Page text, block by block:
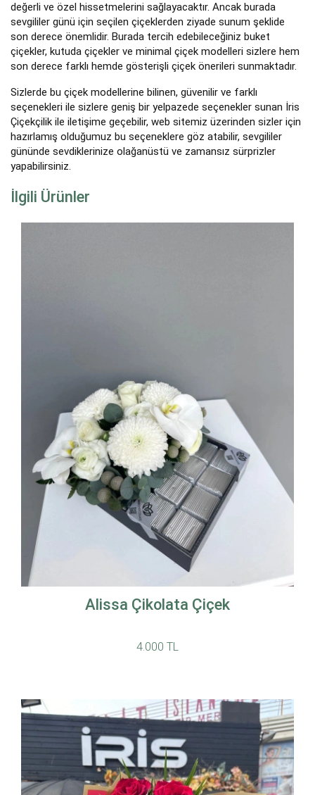
değerli ve özel hissetmelerini sağlayacaktır. Ancak burada
sevgililer günü için seçilen çiçeklerden ziyade sunum şeklide
son derece önemlidir. Burada tercih edebileceğiniz buket
çiçekler, kutuda çiçekler ve minimal çiçek modelleri sizlere hem
son derece farklı hemde gösterişli çiçek önerileri sunmaktadır.
Sizlerde bu çiçek modellerine bilinen, güvenilir ve farklı
seçenekleri ile sizlere geniş bir yelpazede seçenekler sunan İris
Çiçekçilik ile iletişime geçebilir, web sitemiz üzerinden sizler için
hazırlamış olduğumuz bu seçeneklere göz atabilir, sevgililer
gününde sevdiklerinize olağanüstü ve zamansız sürprizler
yapabilirsiniz.
İlgili Ürünler
Alissa Çikolata Çiçek
4.000 TL